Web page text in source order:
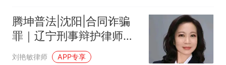
腾坤普法|沈阳|合同诈骗
罪｜辽宁刑事辩护律师刘
艳敏主任解析并购估值造
刘艳敏律师 APP专享